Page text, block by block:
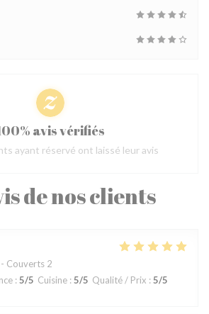
de nos clients
Couverts 2
: 5/5 Cuisine : 5/5 Qualité / Prix : 5/5
avis vérifiés
ayant réservé ont laissé leur avis